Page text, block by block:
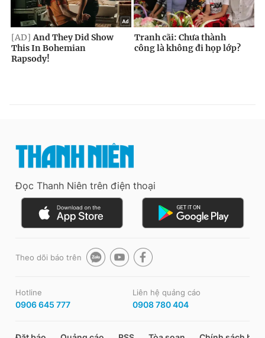
Đọc Thanh Niên trên điện thoại
Theo dõi báo trên
Hotline
0906 645 777
Liên hệ quảng cáo
0908 780 404